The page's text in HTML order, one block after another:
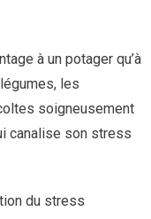
à un potager qu’à
les
soigneusement
canalise son stress
du stress